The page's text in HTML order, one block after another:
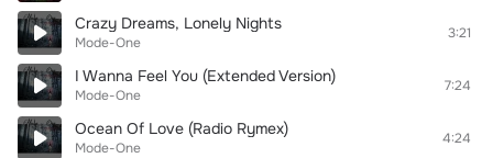
Crazy Dreams, Lonely Nights
Mode-One
3:21
I Wanna Feel You (Extended Version)
Mode-One
7:24
Ocean Of Love (Radio Rymex)
Mode-One
4:24